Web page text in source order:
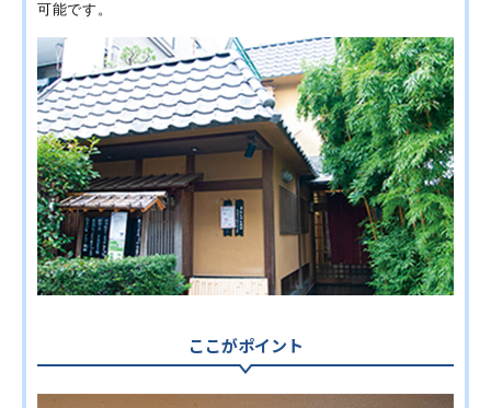
可能です。
ここがポイント